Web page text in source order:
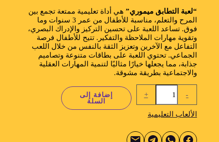
“لعبة التطابق ميموري” هي أداة تعليمية ممتعة تجمع بين
المرح والتعلم، مناسبة للأطفال من عمر 3 سنوات وما
فوق. تساعد اللعبة على تحسين التركيز والإدراك البصري،
وتقوية مهارات الملاحظة والتفكير. تتيح للأطفال فرصة
التفاعل مع الآخرين وتعزيز الثقة بالنفس من خلال اللعب
الجماعي. تحتوي اللعبة على بطاقات متنوعة وتصاميم
جذابة، مما يجعلها خيارًا مثاليًا لتنمية المهارات العقلية
والاجتماعية بطريقة مشوقة.
-
+
إضافة إلى
السلة
الألعاب التعليمية